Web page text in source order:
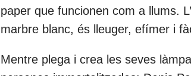
paper que funcionen com a llums.
marbre blanc, és lleuger, efímer i
Mentre plega i crea les seves